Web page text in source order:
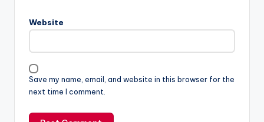
Website
Save my name, email, and website in this browser for the
next time I comment.